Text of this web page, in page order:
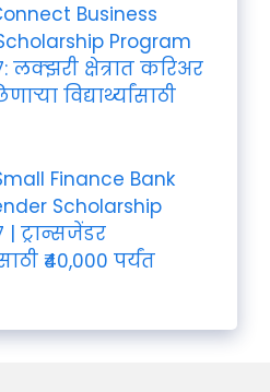
Business
Program
लक्झरी क्षेत्रात करिअर
विद्यार्थ्यांसाठी
Finance Bank
Scholarship
ट्रान्सजेंडर
₹40,000 पर्यंत